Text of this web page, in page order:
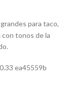
para taco,
con tonos de la